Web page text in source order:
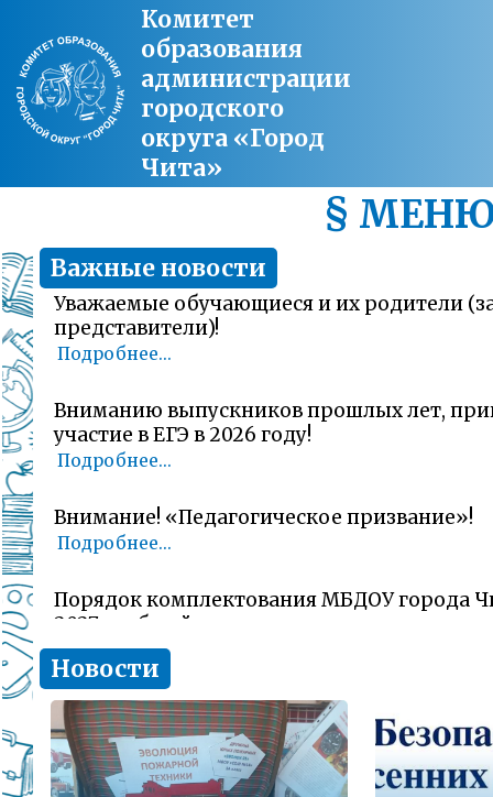
Комитет
образования
администрации
городского
округа «Город
Чита»
§
Важные новости
Уважаемые обучающиеся и их родители
представители)!
Подробнее...
Вниманию выпускников прошлых лет,
участие в ЕГЭ в 2026 году!
Подробнее...
Внимание! «Педагогическое призвание»!
Подробнее...
Порядок комплектования МБДОУ города
2027 учебный год
Подробнее...
Комитет образования Читы напоминает о
заявлений об участии в ГИА-11 (ЕГЭ)
Подробнее...
Новости